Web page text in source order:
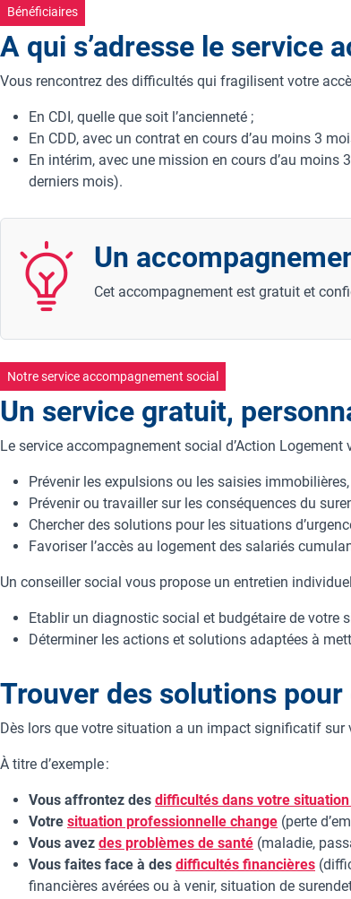
Bénéficiaires
A qui s’adresse le service
Vous rencontrez des difficultés qui fragilisent votre
En CDI, quelle que soit l’ancienneté ;
En CDD, avec un contrat en cours d’au moins 3
En intérim, avec une mission en cours d’au
derniers mois).
Un
Cet accompagnement est gratuit et
Notre service accompagnement social
Un service gratuit,
Le service accompagnement social d’Action Logement
Prévenir les expulsions ou les saisies immobilières,
Prévenir ou travailler sur les conséquences du
Chercher des solutions pour les situations
Favoriser l’accès au logement des salariés
Un conseiller social vous propose un entretien
Etablir un diagnostic social et budgétaire de votre
Déterminer les actions et solutions adaptées à
Trouver des solutions
Dès lors que votre situation a un impact significatif sur
À titre d’exemple :
Vous affrontez des difficultés dans votre
Votre situation professionnelle change (perte
Vous avez des problèmes de santé (maladie,
Vous faites face à des difficultés financières
financières avérées ou à venir, situation de